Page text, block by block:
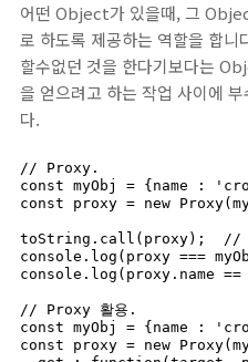
어떤 Object가 있을때, 그
로 하도록 제공하는 역할을 합니
할수없던 것을 한다기보다는
을 얻으려고 하는 작업 사이에
다.
// Proxy.
const myObj = {name :
const proxy = new
toString.call(proxy);  //
console.log(proxy ===
console.log(proxy.name
// Proxy 활용.
const myObj = {name :
const proxy = new